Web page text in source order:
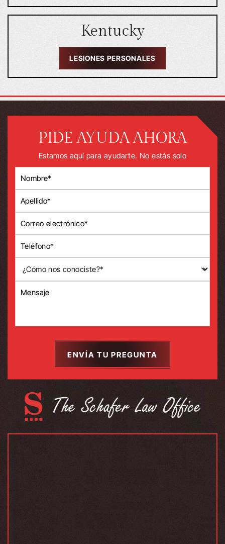
Kentucky
LESIONES PERSONALES
PIDE AYUDA AHORA
Estamos aquí para ayudarte. No estás solo